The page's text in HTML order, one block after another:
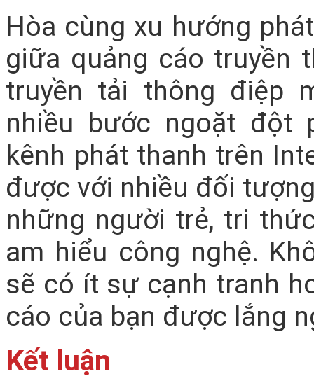
Hòa cùng xu hướng
giữa quảng cáo truyền
truyền tải thông điệp
nhiều bước ngoặt đột
kênh phát thanh trên
được với nhiều đối
những người trẻ, tri
am hiểu công nghệ.
sẽ có ít sự cạnh tranh
cáo của bạn được lắng
Kết luận